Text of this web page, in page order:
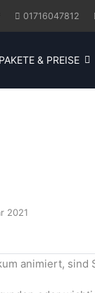
01716047812
PAKETE & PREISE
2021
animiert, sind